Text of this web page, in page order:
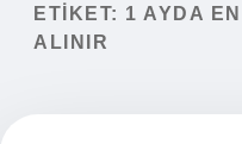
Yasal Uyarı
ETIKET: 1 AYDA
ALINIR